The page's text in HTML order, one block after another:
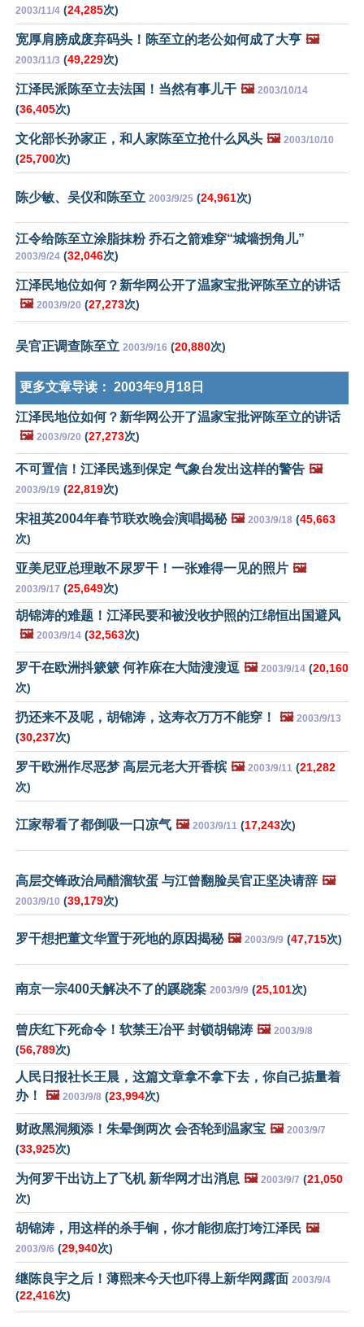
2003/11/4 (24,285次)
宽厚肩膀成废弃码头！陈至立的老公如何成了大亨 🖼️
2003/11/3 (49,229次)
江泽民派陈至立去法国！当然有事儿干 🖼️ 2003/10/14
(36,405次)
文化部长孙家正，和人家陈至立抢什么风头 🖼️ 2003/10/10
(25,700次)
陈少敏、吴仪和陈至立 2003/9/25 (24,961次)
江令给陈至立涂脂抹粉 乔石之箭难穿“城墙拐角儿”
2003/9/24 (32,046次)
江泽民地位如何？新华网公开了温家宝批评陈至立的讲话
🖼️ 2003/9/20 (27,273次)
吴官正调查陈至立 2003/9/16 (20,880次)
更多文章导读： 2003年9月18日
江泽民地位如何？新华网公开了温家宝批评陈至立的讲话
🖼️ 2003/9/20 (27,273次)
不可置信！江泽民逃到保定 气象台发出这样的警告 🖼️
2003/9/19 (22,819次)
宋祖英2004年春节联欢晚会演唱揭秘 🖼️ 2003/9/18 (45,663
次)
亚美尼亚总理敢不尿罗干！一张难得一见的照片 🖼️
2003/9/17 (25,649次)
胡锦涛的难题！江泽民要和被没收护照的江绵恒出国避风
🖼️ 2003/9/14 (32,563次)
罗干在欧洲抖簌簌 何祚庥在大陆溲溲逗 🖼️ 2003/9/14 (20,160
次)
扔还来不及呢，胡锦涛，这寿衣万万不能穿！ 🖼️ 2003/9/13
(30,237次)
罗干欧洲作尽恶梦 高层元老大开香槟 🖼️ 2003/9/11 (21,282
次)
江家帮看了都倒吸一口凉气 🖼️ 2003/9/11 (17,243次)
高层交锋政治局醋溜软蛋 与江曾翻脸吴官正坚决请辞 🖼️
2003/9/10 (39,179次)
罗干想把董文华置于死地的原因揭秘 🖼️ 2003/9/9 (47,715次)
南京一宗400天解决不了的蹊跷案 2003/9/9 (25,101次)
曾庆红下死命令！软禁王冶平 封锁胡锦涛 🖼️ 2003/9/8
(56,789次)
人民日报社长王晨，这篇文章拿不拿下去，你自己掂量着
办！
🖼️ 2003/9/8 (23,994次)
财政黑洞频添！朱晕倒两次 会否轮到温家宝 🖼️ 2003/9/7
(33,925次)
为何罗干出访上了飞机 新华网才出消息 🖼️ 2003/9/7 (21,050
次)
胡锦涛，用这样的杀手锏，你才能彻底打垮江泽民 🖼️
2003/9/6 (29,940次)
继陈良宇之后！薄熙来今天也吓得上新华网露面 2003/9/4
(22,416次)